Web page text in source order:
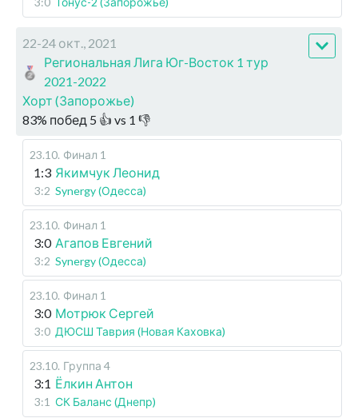
22-24 окт., 2021
Региональная Лига Юг-Восток 1 тур
2021-2022
Хорт (Запорожье)
83% побед 5 👍 vs 1 👎
23.10. Финал 1
1:3 Якимчук Леонид
3:2 Synergy (Одесса)
23.10. Финал 1
3:0 Агапов Евгений
3:2 Synergy (Одесса)
23.10. Финал 1
3:0 Мотрюк Сергей
3:0 ДЮСШ Таврия (Новая Каховка)
23.10. Группа 4
3:1 Ёлкин Антон
3:1 СК Баланс (Днепр)